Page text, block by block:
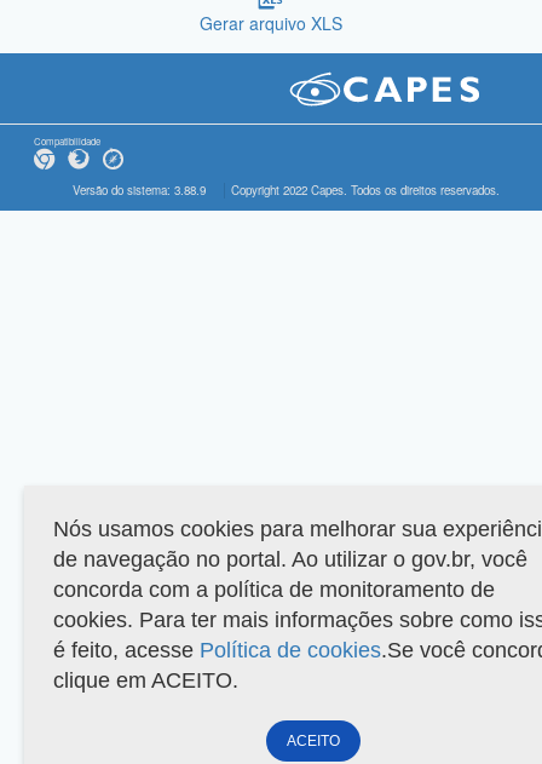
Gerar arquivo XLS
Compatibilidade
Versão do sistema: 3.88.9 Copyright 2022 Capes. Todos os direitos reservados.
Nós usamos cookies para melhorar sua
de navegação no portal. Ao utilizar o gov.br, você
concorda com a política de monitoramento de
cookies. Para ter mais informações sobre como
é feito, acesse Política de cookies.Se você
clique em ACEITO.
ACEITO